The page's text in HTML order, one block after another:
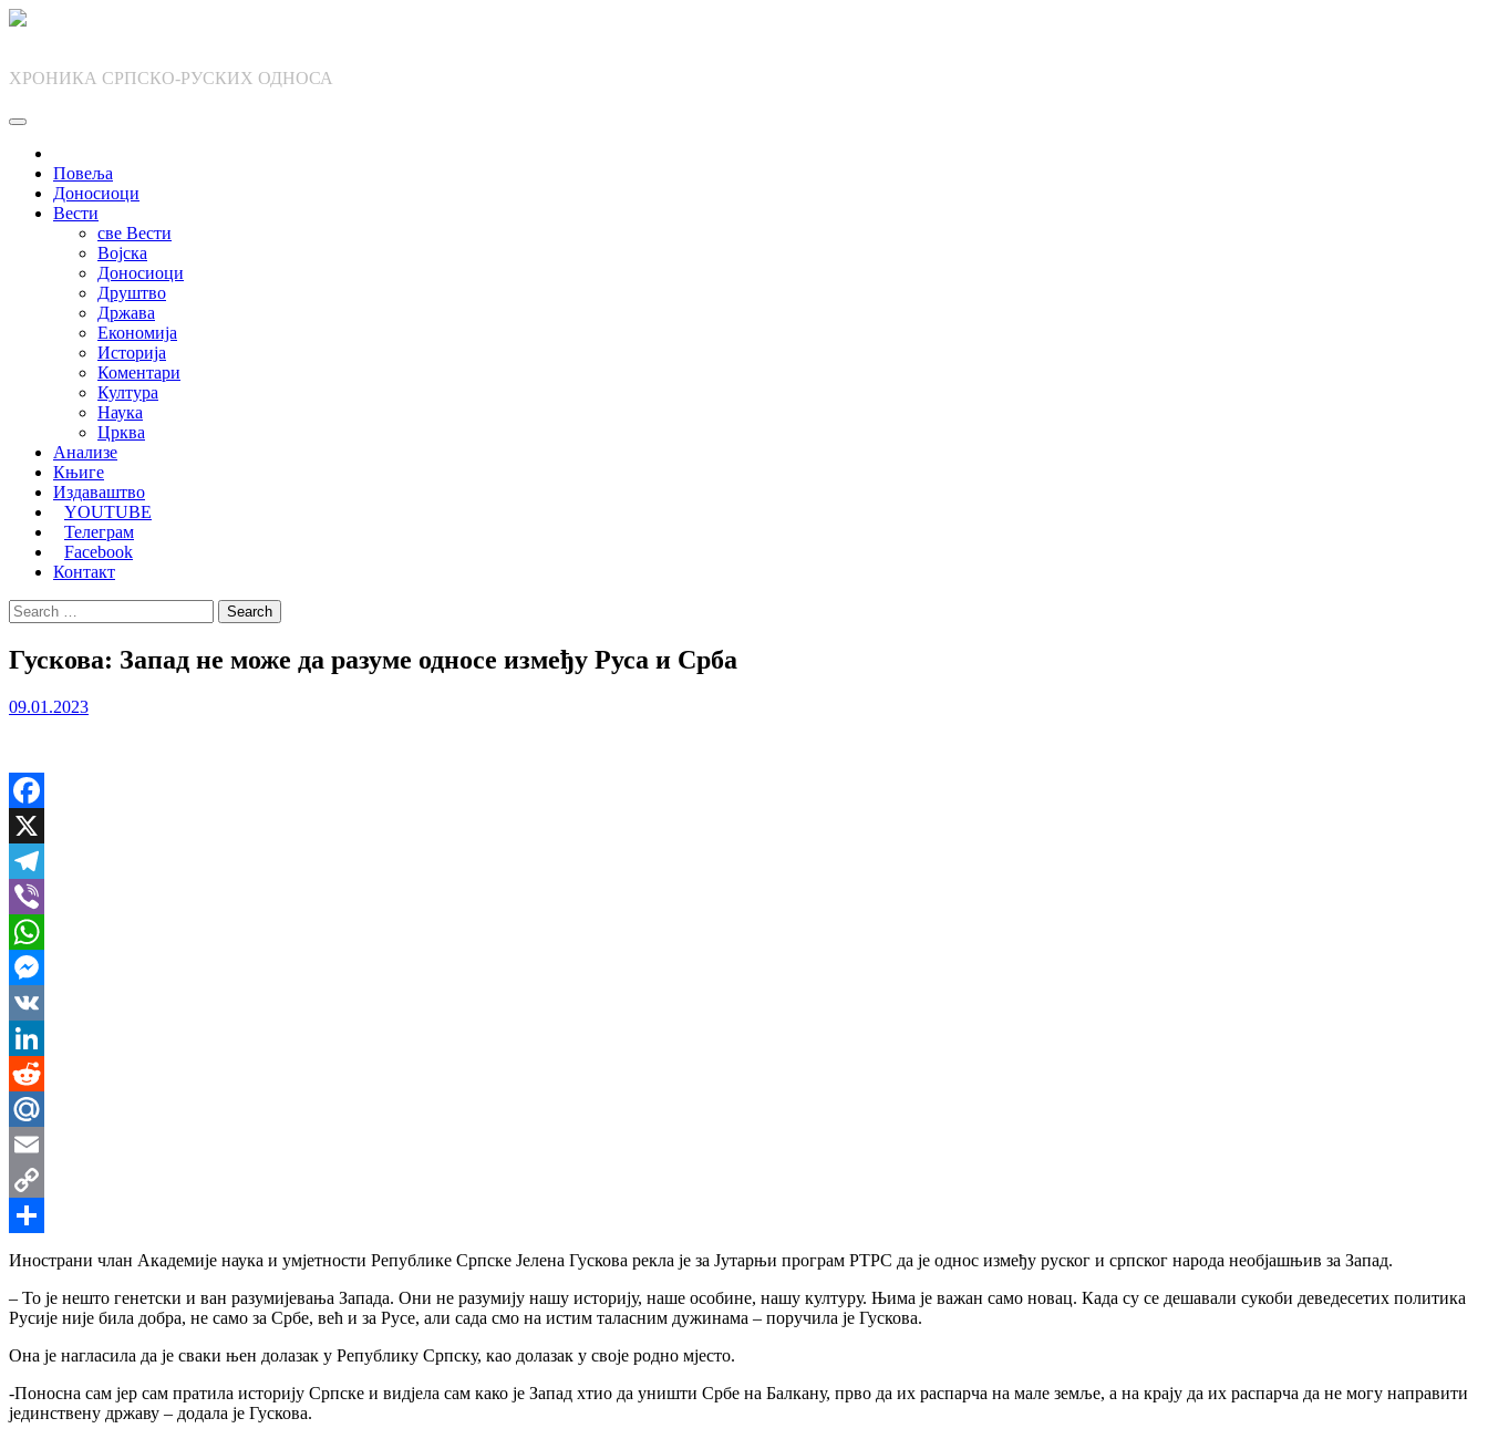
Skip
ХРОНИКА СРПСКО-РУСКИХ ОДНОСА
Повеља
Доносиоци
Вести
све Вести
Војска
Доносиоци
Друштво
Држава
Економија
Историја
Коментари
Култура
Наука
Црква
Анализе
Књиге
Издаваштво
YOUTUBE
Телеграм
Facebook
Контакт
Search
for:
Гускова: Запад не може да разуме односе између Руса и Срба
09.01.2023
Facebook
X
Telegram
Viber
WhatsApp
Messenger
VK
LinkedIn
Reddit
Mail.Ru
Email
Copy
Link
Share
Инострани члан Академије наука и умјетности Републике Српске Јелена Гускова рекла је за Јутарњи програм РТРС да је однос између руског и српског народа необјашњив за Запад.
– То је нешто генетски и ван разумијевања Запада. Они не разумију нашу историју, наше особине, нашу културу. Њима је важан само новац. Када су се дешавали сукоби деведесетих политика
Русије није била добра, не само за Србе, већ и за Русе, али сада смо на истим таласним дужинама – поручила је Гускова.
Она је нагласила да је сваки њен долазак у Републику Српску, као долазак у своје родно мјесто.
-Поносна сам јер сам пратила историју Српске и видјела сам како је Запад хтио да уништи Србе на Балкану, прво да их распарча на мале земље, а на крају да их распарча да не могу направити
јединствену државу – додала је Гускова.